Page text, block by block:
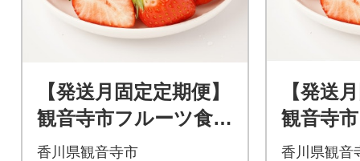
【発送月固定定期便】
観音寺市フルーツ食べ
きり定期便全4回
香川県観音寺市
【発送
観音寺
きり定
香川県観音